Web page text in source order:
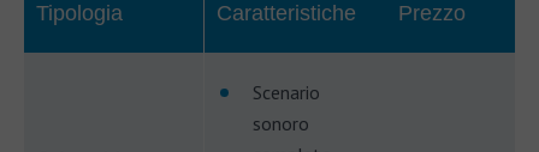
Tipologia Caratteristiche Prezzo
Scenario
sonoro